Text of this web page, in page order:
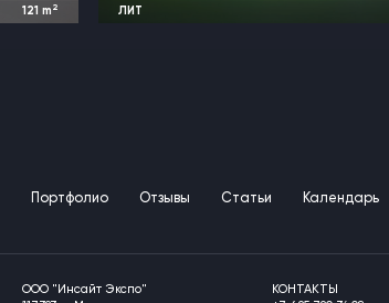
121 m 2 ЛИТ
Портфолио Отзывы Статьи Календарь
ООО "Инсайт Экспо"
КОНТАКТЫ